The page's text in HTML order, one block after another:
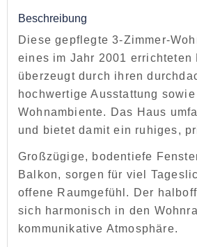
Beschreibung
Diese gepflegte 3-Zimmer-
eines im Jahr 2001 errichteten
überzeugt durch ihren
hochwertige Ausstattung
Wohnambiente. Das Haus
und bietet damit ein ruhiges,
Großzügige, bodentiefe
Balkon, sorgen für viel
offene Raumgefühl. Der
sich harmonisch in den
kommunikative Atmosphäre.